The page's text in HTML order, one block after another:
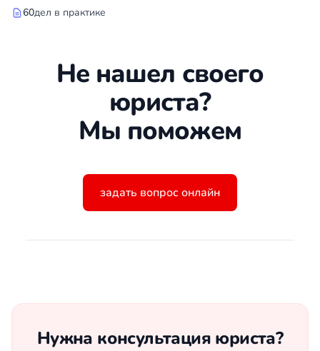
60дел в практике
Не нашел своего
юриста?
Мы поможем
задать вопрос онлайн
Нужна консультация юриста?